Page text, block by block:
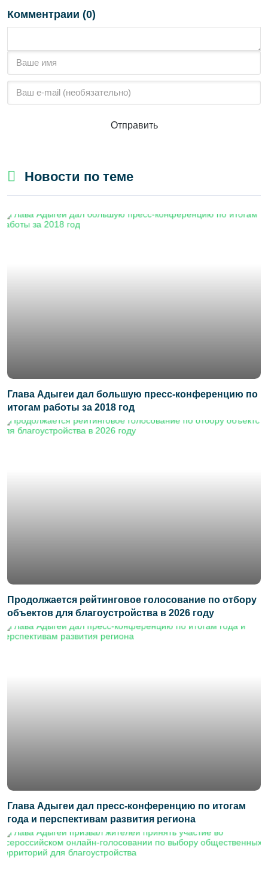
Комментраии (0)
Отправить
Новости по теме
Глава Адыгеи дал большую пресс-конференцию по
итогам работы за 2018 год
Продолжается рейтинговое голосование по отбору
объектов для благоустройства в 2026 году
Глава Адыгеи дал пресс-конференцию по итогам
года и перспективам развития региона